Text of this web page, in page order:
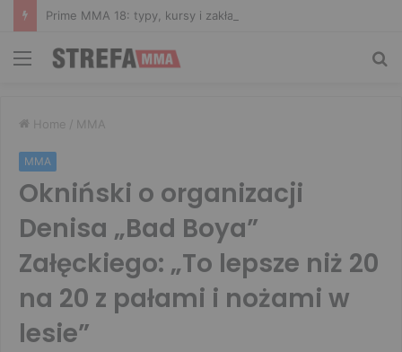
Menu
Home / MMA
MMA
Okniński o organizacji
Denisa „Bad Boya”
Załęckiego: „To lepsze niż 20
na 20 z pałami i nożami w
lesie”